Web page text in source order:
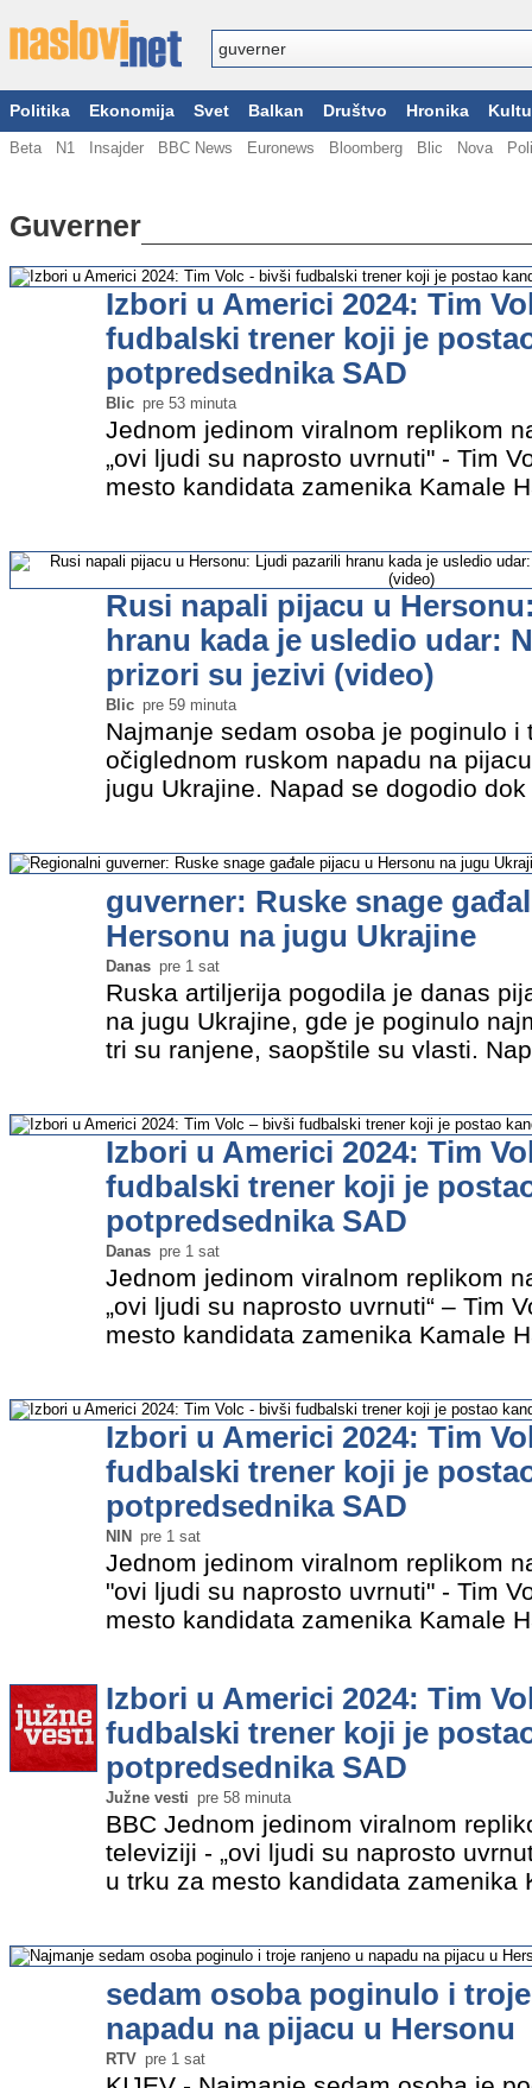
Politika Ekonomija Svet Balkan Društvo Hronika
Beta N1 Insajder BBC News Euronews Bloomberg Blic Nova
Guverner
Izbori u Americi 2024: Tim
fudbalski trener koji je
potpredsednika SAD
Blic pre 53 minuta
Jednom jedinom viralnom replikom
„ovi ljudi su naprosto uvrnuti" - Tim
mesto kandidata zamenika Kamale
Rusi napali pijacu u
hranu kada je usledio udar:
prizori su jezivi (video)
Blic pre 59 minuta
Najmanje sedam osoba je poginulo i
očiglednom ruskom napadu na
jugu Ukrajine. Napad se dogodio
guverner: Ruske snage
Hersonu na jugu Ukrajine
Danas pre 1 sat
Ruska artiljerija pogodila je danas
na jugu Ukrajine, gde je poginulo
tri su ranjene, saopštile su vlasti.
Izbori u Americi 2024: Tim
fudbalski trener koji je
potpredsednika SAD
Danas pre 1 sat
Jednom jedinom viralnom replikom
„ovi ljudi su naprosto uvrnuti“ – Tim
mesto kandidata zamenika Kamale
Izbori u Americi 2024: Tim
fudbalski trener koji je
potpredsednika SAD
NIN pre 1 sat
Jednom jedinom viralnom replikom
"ovi ljudi su naprosto uvrnuti" - Tim
mesto kandidata zamenika Kamale
Izbori u Americi 2024: Tim
fudbalski trener koji je
potpredsednika SAD
Južne vesti pre 58 minuta
BBC Jednom jedinom viralnom
televiziji - „ovi ljudi su naprosto
u trku za mesto kandidata zamenika
sedam osoba poginulo i
napadu na pijacu u Hersonu
RTV pre 1 sat